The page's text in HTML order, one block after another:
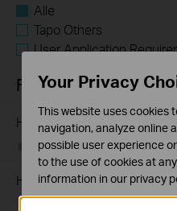
Alle
Tapo Others
User Application
FAQs
How to Find the Model
01-12-2018 7625174views
Hoe vind ik de hardware
Your Privacy
This website uses cookies
navigation, analyze online
possible user experience
to the use of cookies at
information in our privacy